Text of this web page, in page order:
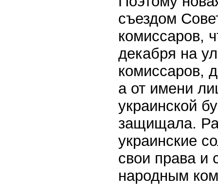
съездом
комиссаров,
декабря на
комиссаров,
а от имени
украинской
защищала.
украинские
свои права и
народным